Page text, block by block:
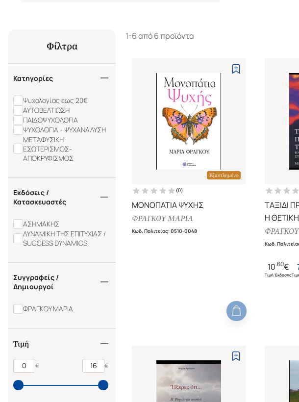
Φίλτρα
Κατηγορίες
Ψυχολογίας έως 20€
ΑΥΤΟΒΕΛΤΙΩΣΗ
ΠΑΙΔΟΨΥΧΟΛΟΓΙΑ
ΨΥΧΟΛΟΓΙΑ - ΨΥΧΑΝΑΛΥΣΗ
ΜΕΤΑΦΥΣΙΚΗ-
ΕΣΩΤΕΡΙΣΜΟΣ-
ΑΠΟΚΡΥΦΙΣΜΟΣ
Εκδόσεις /
Κατασκευαστές
ΑΣΗΜΑΚΗΣ
ΔΥΝΑΜΙΚΗ ΤΗΣ ΕΠΙΤΥΧΙΑΣ /
SUCCESS DYNAMICS
Συγγραφείς /
Δημιουργοί
ΦΡΑΓΚΟΥ ΜΑΡΙΑ
Τιμή
€ €
1-6 από 6 προϊόντα
Εξαντλημένο
(0)
ΜΟΝΟΠΑΤΙΑ ΨΥΧΗΣ
ΦΡΑΓΚΟΥ ΜΑΡΙΑ
Κωδ. Πολιτείας:0510-0048
ΤΑΞΙΔΙ
Η
ΜΑΣ
Κωδ.
10.60€
Τιμή Έκδοσης